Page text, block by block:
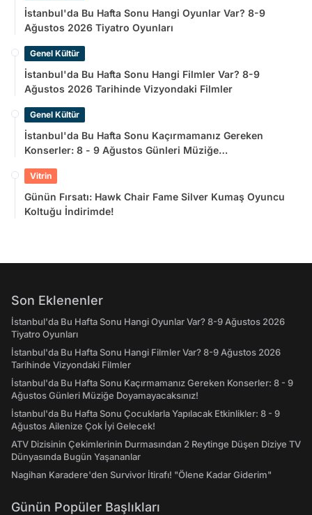
İstanbul'da Bu Hafta Sonu Hangi Oyunlar Var? 8-9
Ağustos 2026 Tiyatro Oyunları
Genel Kültür
İstanbul'da Bu Hafta Sonu Hangi Filmler Var? 8-9
Ağustos 2026 Tarihinde Vizyondaki Filmler
Genel Kültür
İstanbul'da Bu Hafta Sonu Kaçırmamanız Gereken
Konserler: 8 - 9 Ağustos Günleri Müziğe
Vitrin
Günün Fırsatı: Hawk Chair Fame Silver Kumaş Oyuncu
Koltuğu İndirimde!
Son Eklenenler
İstanbul'da Bu Hafta Sonu Hangi Oyunlar Var? 8-9 Ağustos 2026
Tiyatro Oyunları
İstanbul'da Bu Hafta Sonu Hangi Filmler Var? 8-9 Ağustos 2026
Tarihinde Vizyondaki Filmler
İstanbul'da Bu Hafta Sonu Kaçırmamanız Gereken Konserler: 8 - 9
Ağustos Günleri Müziğe Doyamayacaksınız!
İstanbul'da Bu Hafta Sonu Çocuklarla Yapılacak Etkinlikler: 8 - 9
Ağustos Ailenize Çok İyi Gelecek!
ATV Dizisinin Çekimlerinin Durmasından 2 Reytinge Düşen Diziye TV
Dünyasında Bugün Yaşananlar
Nagihan Karadere'den Survivor İtirafı! "Ölene Kadar Giderim"
Günün Popüler Başlıkları